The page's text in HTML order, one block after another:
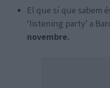
El que sí que sabem
‘listening party’ a
novembre.